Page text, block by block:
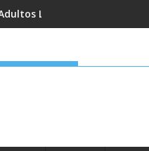
Letra Grande en
en Amazon